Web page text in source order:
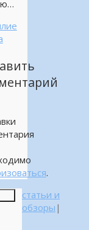
.
статьи и
обзоры |